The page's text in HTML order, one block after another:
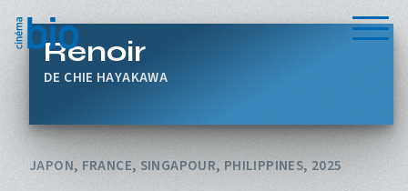
Renoir
CHIE HAYAKAWA
JAPON, FRANCE, SINGAPOUR, PHILIPPINES, 2025